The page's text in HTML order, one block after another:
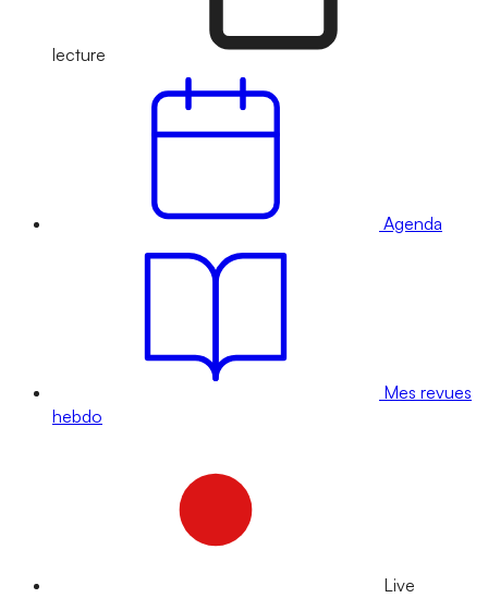
lecture
Agenda
Mes revues
hebdo
Live